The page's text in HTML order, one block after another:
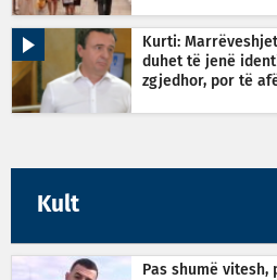
Kurti:
duhet të jenë
zgjedhor, por të
Kult
Pas shumë